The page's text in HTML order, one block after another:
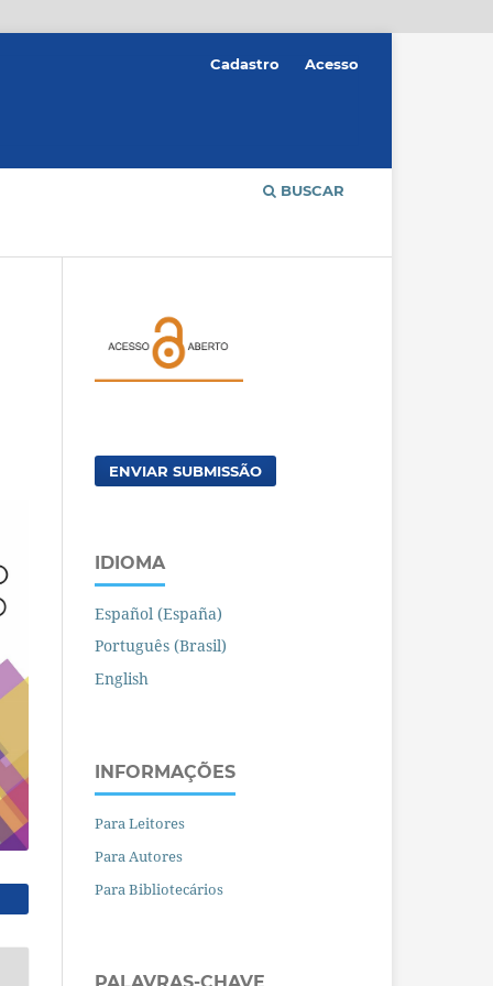
BUSCAR
Cadastro Acesso
ENVIAR SUBMISSÃO
IDIOMA
Español (España)
Português (Brasil)
English
INFORMAÇÕES
Para Leitores
Para Autores
Para Bibliotecários